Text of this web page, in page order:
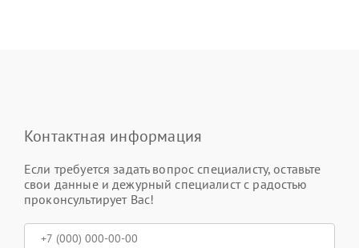
Контактная информация
Если требуется задать вопрос специалисту, оставьте
свои данные и дежурный специалист с радостью
проконсультирует Вас!